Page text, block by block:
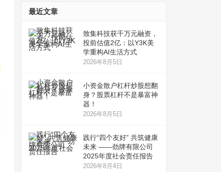
最近文章
致集科技获千万元融资，
投前估值2亿：以Y3K美
学重构AI生活方式
2026年8月5日
小资金散户杠杆炒股想翻
身？股票杠杆不是暴富神
器！
2026年8月5日
践行“四个友好” 共筑健康
未来 ——劲牌有限公司
2025年度社会责任报告
2026年8月4日